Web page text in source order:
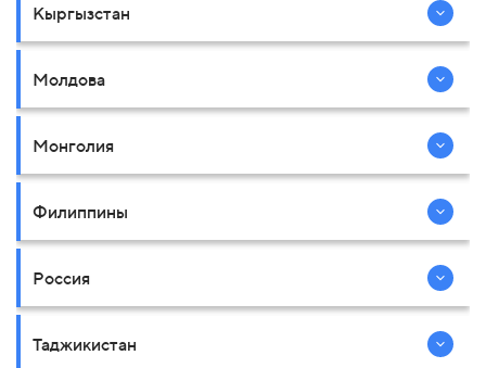
Кыргызстан
Молдова
Монголия
Филиппины
Россия
Таджикистан